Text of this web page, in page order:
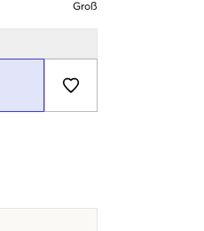
Groß